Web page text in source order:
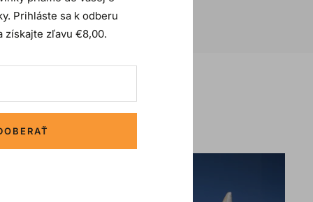
Prihláste sa k odberu
získajte zľavu €8,00.